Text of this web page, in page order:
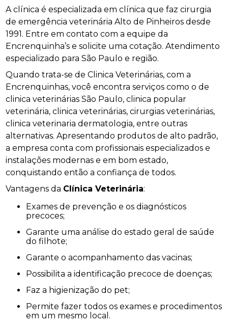
A clínica é especializada em clínica que faz cirurgia
de emergência veterinária Alto de Pinheiros desde
1991. Entre em contato com a equipe da
Encrenquinha’s e solicite uma cotação. Atendimento
especializado para São Paulo e região.
Quando trata-se de Clinica Veterinárias, com a
Encrenquinhas, você encontra serviços como o de
clinica veterinárias São Paulo, clinica popular
veterinária, clinica veterinárias, cirurgias veterinárias,
clinica veterinaria dermatologia, entre outras
alternativas. Apresentando produtos de alto padrão,
a empresa conta com profissionais especializados e
instalações modernas e em bom estado,
conquistando então a confiança de todos.
Vantagens da Clínica Veterinária:
Exames de prevenção e os diagnósticos
precoces;
Garante uma análise do estado geral de saúde
do filhote;
Garante o acompanhamento das vacinas;
Possibilita a identificação precoce de doenças;
Faz a higienização do pet;
Permite fazer todos os exames e procedimentos
em um mesmo local.